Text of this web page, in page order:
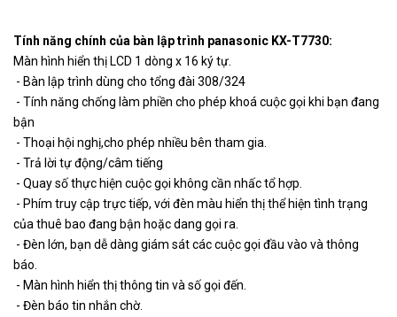
Tính năng chính của bàn lập trình panasonic KX-T7730:
Màn hình hiển thị LCD 1 dòng x 16 ký tự.
- Bàn lập trình dùng cho tổng đài 308/324
- Tính năng chống làm phiền cho phép khoá cuộc gọi khi bạn đang
bận
- Thoại hội nghị,cho phép nhiều bên tham gia.
- Trả lời tự động/câm tiếng
- Quay số thực hiện cuộc gọi không cần nhấc tổ hợp.
- Phím truy cập trực tiếp, với đèn màu hiển thị thể hiện tình trạng
của thuê bao đang bận hoặc dang gọi ra.
- Đèn lớn, bạn dễ dàng giám sát các cuộc gọi đầu vào và thông
báo.
- Màn hình hiển thị thông tin và số gọi đến.
- Đèn báo tin nhắn chờ.